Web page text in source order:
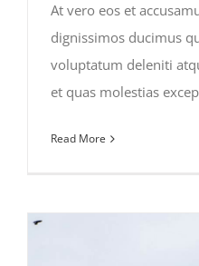
At vero eos et
dignissimos ducimus
voluptatum deleniti
et quas molestias
Read More